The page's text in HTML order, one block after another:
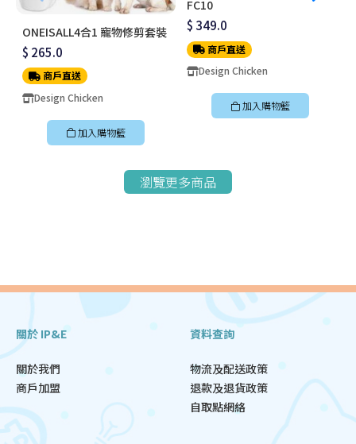
ONEISALL4合1 寵物修剪套裝
$ 265.0
商戶直送
Design Chicken
加入購物籃
FC10
$ 349.0
商戶直送
Design Chicken
加入購物籃
瀏覽更多商品
關於 IP&E
關於我們
商戶加盟
資料查詢
物流及配送政策
退款及退貨政策
自取點網絡